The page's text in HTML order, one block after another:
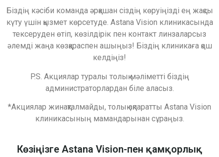
Біздің кәсіби команда әрқашан сіздің көруіңізді ең жақсы
күту үшін қызмет көрсетуде. Astana Vision клиникасында
тексеруден өтіп, көзілдірік пен контакт линзаларсыз
әлемді жаңа көзқараспен ашыңыз! Біздің клиникаға қош
келдіңіз!
P.S. Акциялар туралы толық мәліметті біздің
администраторлардан біле аласыз.
*Акциялар жинақталмайды, толық ақпаратты Astana Vision
клиникасының мамандарынан сұраңыз.
Көзіңізге Astana Vision-пен қамқорлық